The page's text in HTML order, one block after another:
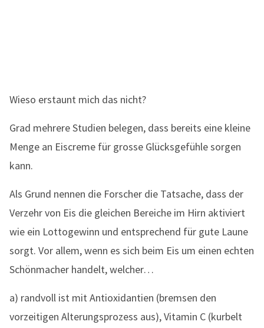
Wieso erstaunt mich das nicht?
Grad mehrere Studien belegen, dass bereits eine kleine
Menge an Eiscreme für grosse Glücksgefühle sorgen
kann.
Als Grund nennen die Forscher die Tatsache, dass der
Verzehr von Eis die gleichen Bereiche im Hirn aktiviert
wie ein Lottogewinn und entsprechend für gute Laune
sorgt. Vor allem, wenn es sich beim Eis um einen echten
Schönmacher handelt, welcher…
a) randvoll ist mit Antioxidantien (bremsen den
vorzeitigen Alterungsprozess aus), Vitamin C (kurbelt